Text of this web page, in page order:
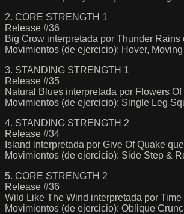
2. CORE STRENGTH 1
Release #36
Big Crow interpretada por Thunder
Movimientos (de ejercicio): Hover,
3. STANDING STRENGTH 1
Release #35
Natural Blues interpretada por Flowers
Movimientos (de ejercicio): Single Leg
4. STANDING STRENGTH 2
Release #34
Island interpretada por Give Of Quake
Movimientos (de ejercicio): Side Step &
5. CORE STRENGTH 2
Release #36
Wild Like The Wind interpretada por
Movimientos (de ejercicio): Oblique